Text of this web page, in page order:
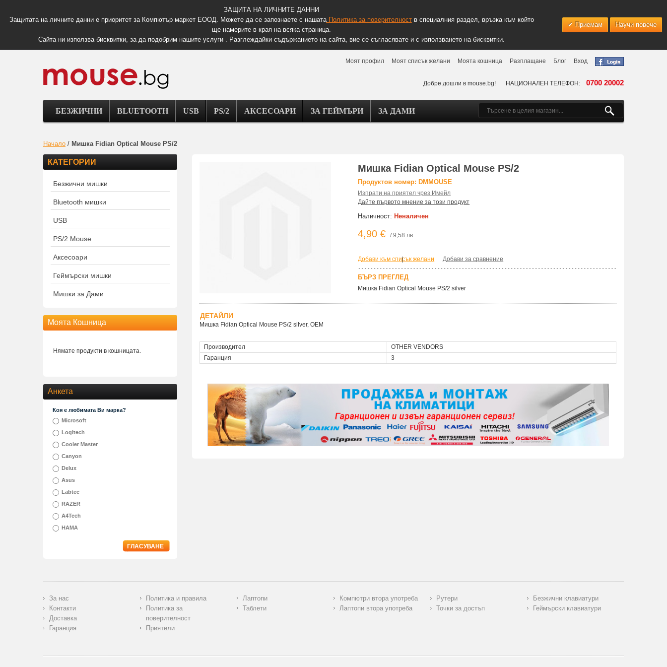
ЗАЩИТА НА ЛИЧНИТЕ ДАННИ
Защитата на личните данни е приоритет за Компютър маркет ЕООД. Можете да се запознаете с нашатаПолитика за поверителноств специалния раздел, връзка към който
ще намерите в края на всяка страница.
Сайта ни използва бисквитки, за да подобрим нашите услуги . Разглеждайки съдържанието на сайта, вие се съгласявате и с използването на бисквитки.
Приемам Научи повече
Моят профил Моят списък желани Моята кошница Разплащане Блог Вход
Добре дошли в mouse.bg! НАЦИОНАЛЕН ТЕЛЕФОН: 0700 20002
БЕЗЖИЧНИ BLUETOOTH USB PS/2 АКСЕСОАРИ ЗА ГЕЙМЪРИ ЗА ДАМИ
Начало / Мишка Fidian Optical Mouse PS/2
Мишка Fidian Optical Mouse PS/2
Продуктов номер: DMMOUSE
Изпрати на приятел чрез Имейл
Дайте първото мнение за този продукт
Наличност: Неналичен
4,90 € / 9,58 лв
Добави към списък желани
| Добави за сравнение
БЪРЗ ПРЕГЛЕД
Мишка Fidian Optical Mouse PS/2 silver
ДЕТАЙЛИ
Мишка Fidian Optical Mouse PS/2 silver, OEM
Производител
OTHER VENDORS
Гаранция
3
КАТЕГОРИИ
Безжични мишки
Bluetooth мишки
USB
PS/2 Mouse
Аксесоари
Геймърски мишки
Мишки за Дами
Моята Кошница
Нямате продукти в кошницата.
Анкета
Коя е любимата Ви марка?
Microsoft
Logitech
Cooler Master
Canyon
Delux
Asus
Labtec
RAZER
A4Tech
HAMA
ГЛАСУВАНЕ
За нас
Контакти
Доставка
Гаранция
Политика и правила
Политика за
поверителност
Приятели
Лаптопи
Таблети
Компютри втора употреба
Лаптопи втора употреба
Рутери
Точки за достъп
Безжични клавиатури
Геймърски клавиатури